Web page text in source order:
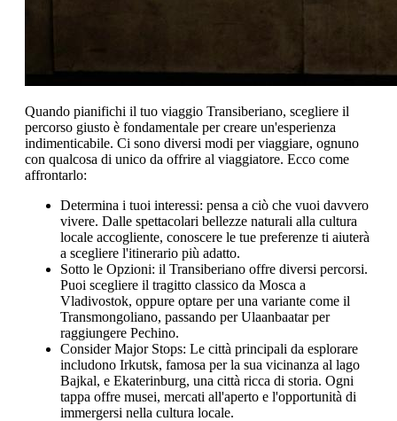
Quando pianifichi il tuo viaggio Transiberiano, scegliere il
percorso giusto è fondamentale per creare un'esperienza
indimenticabile. Ci sono diversi modi per viaggiare, ognuno
con qualcosa di unico da offrire al viaggiatore. Ecco come
affrontarlo:
Determina i tuoi interessi: pensa a ciò che vuoi davvero
vivere. Dalle spettacolari bellezze naturali alla cultura
locale accogliente, conoscere le tue preferenze ti aiuterà
a scegliere l'itinerario più adatto.
Sotto le Opzioni: il Transiberiano offre diversi percorsi.
Puoi scegliere il tragitto classico da Mosca a
Vladivostok, oppure optare per una variante come il
Transmongoliano, passando per Ulaanbaatar per
raggiungere Pechino.
Consider Major Stops: Le città principali da esplorare
includono Irkutsk, famosa per la sua vicinanza al lago
Bajkal, e Ekaterinburg, una città ricca di storia. Ogni
tappa offre musei, mercati all'aperto e l'opportunità di
immergersi nella cultura locale.